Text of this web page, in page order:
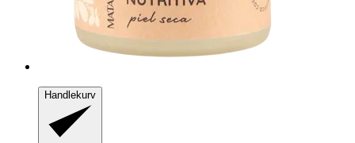
Handlekurv